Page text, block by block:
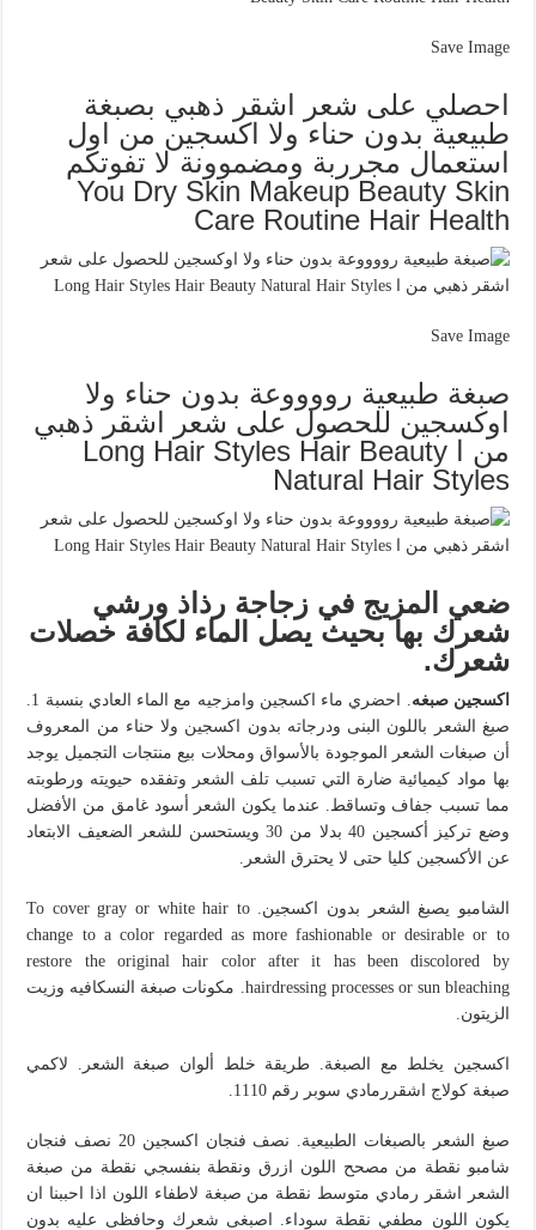
Save Image
احصلي على شعر اشقر ذهبي بصبغة
طبيعية بدون حناء ولا اكسجين من اول
استعمال مجرربة ومضموونة لا تفوتكم
You Dry Skin Makeup Beauty Skin
Care Routine Hair Health
Save Image
صبغة طبيعية رووووعة بدون حناء ولا
اوكسجين للحصول على شعر اشقر ذهبي
من ا Long Hair Styles Hair Beauty
Natural Hair Styles
ضعي المزيج في زجاجة رذاذ ورشي
شعرك بها بحيث يصل الماء لكافة خصلات
شعرك.
اكسجين صبغه
صبغ الشعر باللون البنى ودرجاته بدون اكسجين ولا حناء من المعروف
أن صبغات الشعر الموجودة بالأسواق ومحلات بيع منتجات التجميل يوجد
بها مواد كيميائية ضارة التي تسبب تلف الشعر وتفقده حيويته ورطوبته
مما تسبب جفاف وتساقط. عندما يكون الشعر أسود غامق من الأفضل
وضع تركيز أكسجين 40 بدلا من 30 ويستحسن للشعر الضعيف الابتعاد
عن الأكسجين كليا حتى لا يحترق الشعر.
الشامبو يصبغ الشعر بدون اكسجين. To cover gray or white hair to
change to a color regarded as more fashionable or desirable or to
restore the original hair color after it has been discolored by
hairdressing processes or sun bleaching. مكونات صبغة النسكافيه وزيت
الزيتون.
اكسجين يخلط مع الصبغة. طريقة خلط ألوان صبغة الشعر. لاكمي
صبغة كولاج اشقررمادي سوبر رقم 1110.
صبغ الشعر بالصبغات الطبيعية. نصف فنجان اكسجين 20 نصف فنجان
شامبو نقطة من مصحح اللون ازرق ونقطة بنفسجي نقطة من صبغة
الشعر اشقر رمادي متوسط نقطة من صبغة لاطفاء اللون اذا احببنا ان
يكون اللون مطفي نقطة سوداء. اصبغى شعرك وحافظى عليه بدون